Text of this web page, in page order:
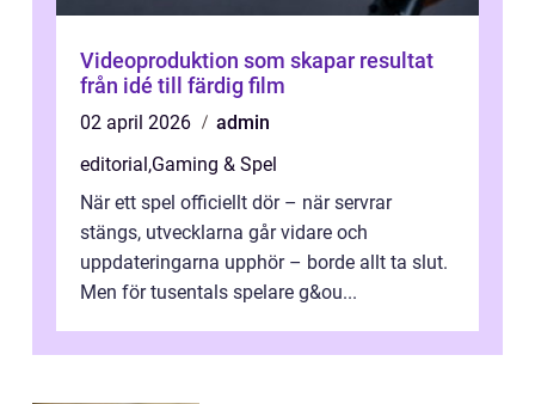
Videoproduktion som skapar resultat
från idé till färdig film
02 april 2026
admin
editorial,Gaming & Spel
När ett spel officiellt dör – när servrar
stängs, utvecklarna går vidare och
uppdateringarna upphör – borde allt ta slut.
Men för tusentals spelare g&ou...